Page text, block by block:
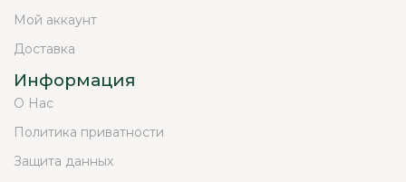
Мой аккаунт
Доставка
Информация
О Нас
Политика приватности
Защита данных